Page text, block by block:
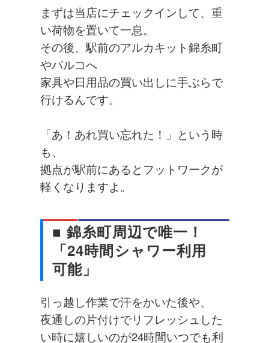
まずは当店にチェックインして、重
い荷物を置いて一息。
その後、駅前のアルカキット錦糸町
やパルコへ
家具や日用品の買い出しに手ぶらで
行けるんです。
「あ！あれ買い忘れた！」という時
も、
拠点が駅前にあるとフットワークが
軽くなりますよ。
■ 錦糸町周辺で唯一！
「24時間シャワー利用
可能」
引っ越し作業で汗をかいた後や、
夜通しの片付けでリフレッシュした
い時に嬉しいのが24時間いつでも利